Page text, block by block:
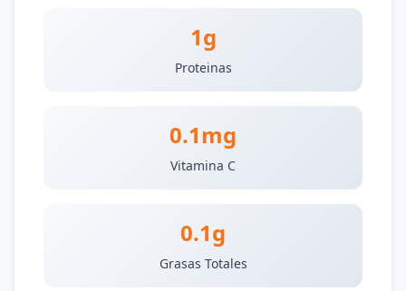
1g
Proteinas
0.1mg
Vitamina C
0.1g
Grasas Totales